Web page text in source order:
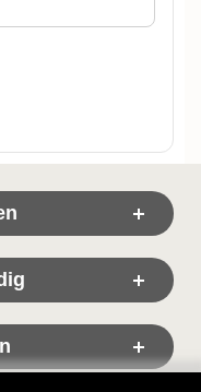
länkar